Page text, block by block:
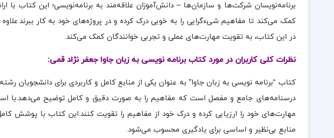
برنامه‌نویسان شرکت‌ها و سازمان‌ها – دانش‌آموزان علاقه‌مند به برنامه‌نویسی؛ این کتاب با
کمک می‌کند تا مفاهیم شیءگرایی را به خوبی درک کرده و در پروژه‌های خود به کار
در این کتاب، به تقویت مهارت‌های عملی و تجربی خوانندگان کمک می‌کند.
نظرات کلی کاربران در مورد کتاب برنامه نویسی به زبان جاوا جعفر نژاد قمی:
کتاب “برنامه نویسی به زبان جاوا” به عنوان یکی از منابع کامل و کاربردی برای دانشجویان
درسنامه‌های جامع و مفصل است که مفاهیم را به صورت دقیق و کامل توضیح می‌دهد.با
مهارت‌های خود را ارزیابی کرده و درک خود از مفاهیم را تقویت کنند.این کتاب با پوشش
منابع بی‌نظیر و اساسی برای یادگیری محسوب می‌شود.